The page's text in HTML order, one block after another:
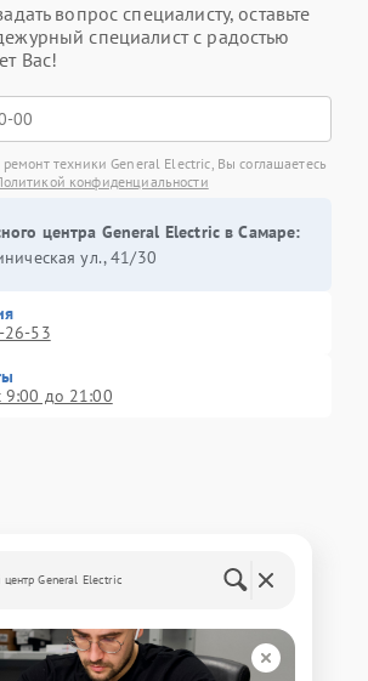
вопрос специалисту, оставьте
специалист с радостью
Вас!
техники General Electric, Вы соглашаетесь
конфиденциальности
центра General Electric в Самаре:
ул., 41/30
26-53
9:00 до 21:00
General Electric